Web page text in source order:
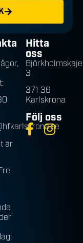
är
Hitta
oss
3
371 36
Karlskrona
Följ oss